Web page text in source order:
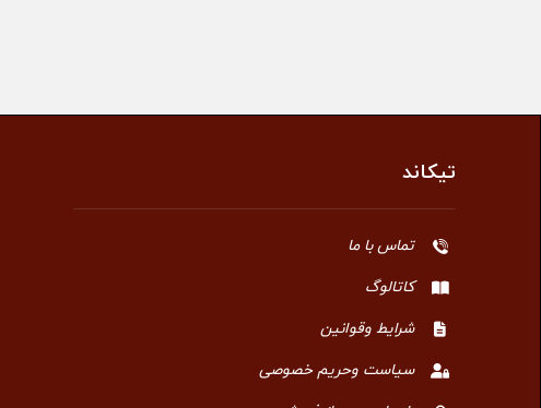
تیکاند
تماس با ما
کاتالوگ
شرایط وقوانین
سیاست وحریم خصوصی